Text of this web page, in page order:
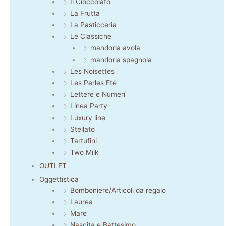
La Frutta
La Pasticceria
Le Classiche
mandorla avola
mandorla spagnola
Les Noisettes
Les Perles Eté
Lettere e Numeri
Linea Party
Luxury line
Stellato
Tartufini
Two Milk
OUTLET
Oggettistica
Bomboniere/Articoli da regalo
Laurea
Mare